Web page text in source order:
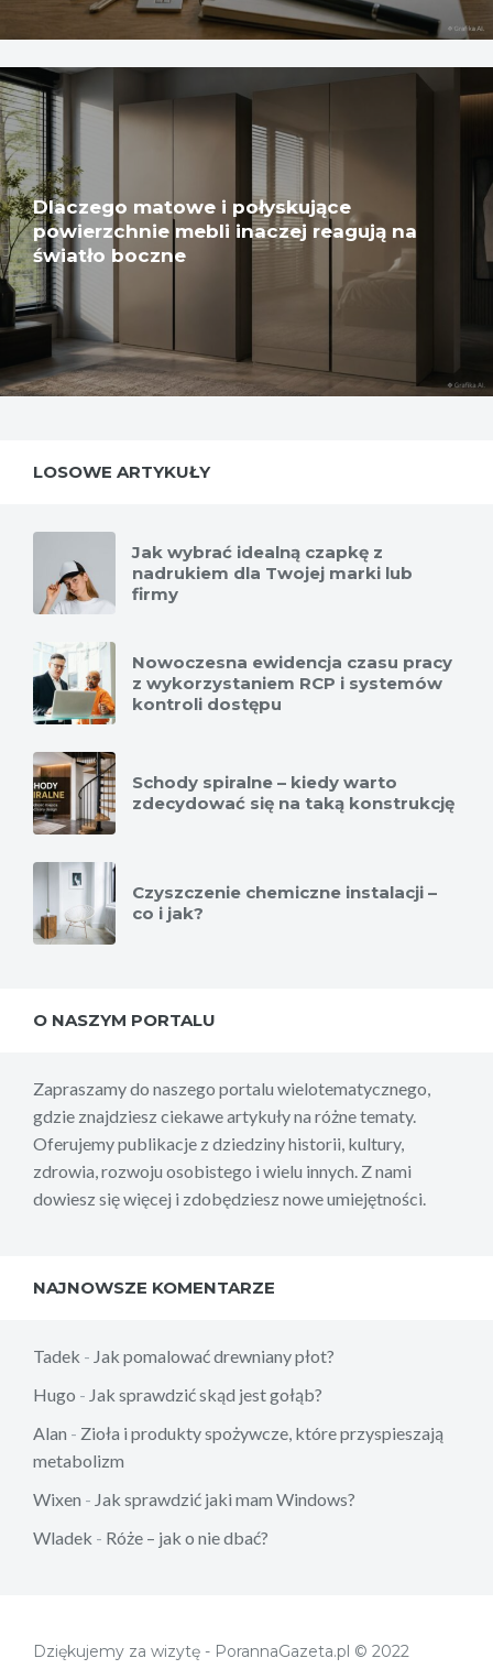
Dlaczego matowe i połyskujące
powierzchnie mebli inaczej reagują na
światło boczne
LOSOWE ARTYKUŁY
Jak wybrać idealną czapkę z
nadrukiem dla Twojej marki lub
firmy
Nowoczesna ewidencja czasu pracy
z wykorzystaniem RCP i systemów
kontroli dostępu
Schody spiralne – kiedy warto
zdecydować się na taką konstrukcję
Czyszczenie chemiczne instalacji –
co i jak?
O NASZYM PORTALU
Zapraszamy do naszego portalu wielotematycznego,
gdzie znajdziesz ciekawe artykuły na różne tematy.
Oferujemy publikacje z dziedziny historii, kultury,
zdrowia, rozwoju osobistego i wielu innych. Z nami
dowiesz się więcej i zdobędziesz nowe umiejętności.
NAJNOWSZE KOMENTARZE
Tadek - Jak pomalować drewniany płot?
Hugo - Jak sprawdzić skąd jest gołąb?
Alan - Zioła i produkty spożywcze, które przyspieszają
metabolizm
Wixen - Jak sprawdzić jaki mam Windows?
Wladek - Róże – jak o nie dbać?
Dziękujemy za wizytę - PorannaGazeta.pl © 2022